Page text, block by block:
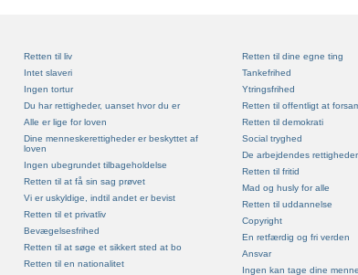
Retten til liv
Intet slaveri
Ingen tortur
Du har rettigheder, uanset hvor du er
Alle er lige for loven
Dine menneskerettigheder er beskyttet af
loven
Ingen ubegrundet tilbageholdelse
Retten til at få sin sag prøvet
Vi er uskyldige, indtil andet er bevist
Retten til et privatliv
Bevægelsesfrihed
Retten til at søge et sikkert sted at bo
Retten til en nationalitet
Retten til dine egne ting
Tankefrihed
Ytringsfrihed
Retten til offentligt at
Retten til demokrati
Social tryghed
De arbejdendes rettigheder
Retten til fritid
Mad og husly for alle
Retten til uddannelse
Copyright
En retfærdig og fri verden
Ansvar
Ingen kan tage dine